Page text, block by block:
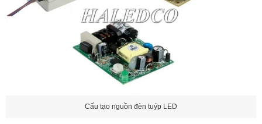
Cấu tạo nguồn đèn tuýp LED